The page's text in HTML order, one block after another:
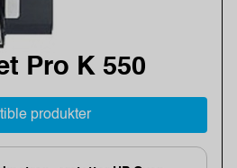
Pro K 550
produkter